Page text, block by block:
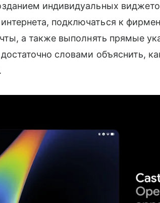
индивидуальных
подключаться к
а также выполнять прямые
словами объяснить,